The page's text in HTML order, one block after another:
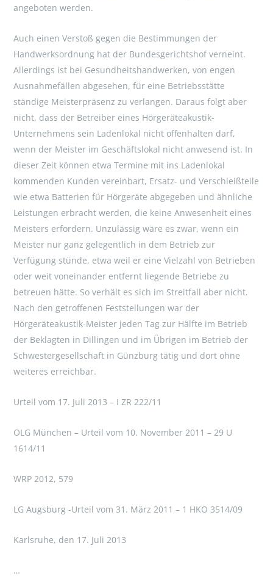
angeboten werden.
Auch einen Verstoß gegen die Bestimmungen der
Handwerksordnung hat der Bundesgerichtshof verneint.
Allerdings ist bei Gesundheitshandwerken, von engen
Ausnahmefällen abgesehen, für eine Betriebsstätte
ständige Meisterpräsenz zu verlangen. Daraus folgt aber
nicht, dass der Betreiber eines Hörgeräteakustik-
Unternehmens sein Ladenlokal nicht offenhalten darf,
wenn der Meister im Geschäftslokal nicht anwesend ist. In
dieser Zeit können etwa Termine mit ins Ladenlokal
kommenden Kunden vereinbart, Ersatz- und Verschleißteile
wie etwa Batterien für Hörgeräte abgegeben und ähnliche
Leistungen erbracht werden, die keine Anwesenheit eines
Meisters erfordern. Unzulässig wäre es zwar, wenn ein
Meister nur ganz gelegentlich in dem Betrieb zur
Verfügung stünde, etwa weil er eine Vielzahl von Betrieben
oder weit voneinander entfernt liegende Betriebe zu
betreuen hätte. So verhält es sich im Streitfall aber nicht.
Nach den getroffenen Feststellungen war der
Hörgeräteakustik-Meister jeden Tag zur Hälfte im Betrieb
der Beklagten in Dillingen und im Übrigen im Betrieb der
Schwestergesellschaft in Günzburg tätig und dort ohne
weiteres erreichbar.
Urteil vom 17. Juli 2013 – I ZR 222/11
OLG München – Urteil vom 10. November 2011 – 29 U
1614/11
WRP 2012, 579
LG Augsburg -Urteil vom 31. März 2011 – 1 HKO 3514/09
Karlsruhe, den 17. Juli 2013
…